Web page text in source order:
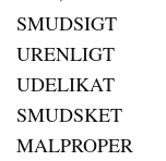
SMUDSIGT
URENLIGT
UDELIKAT
SMUDSKET
MALPROPER